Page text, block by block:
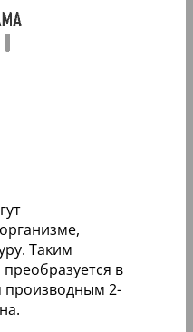
Таким
в
производным 2-